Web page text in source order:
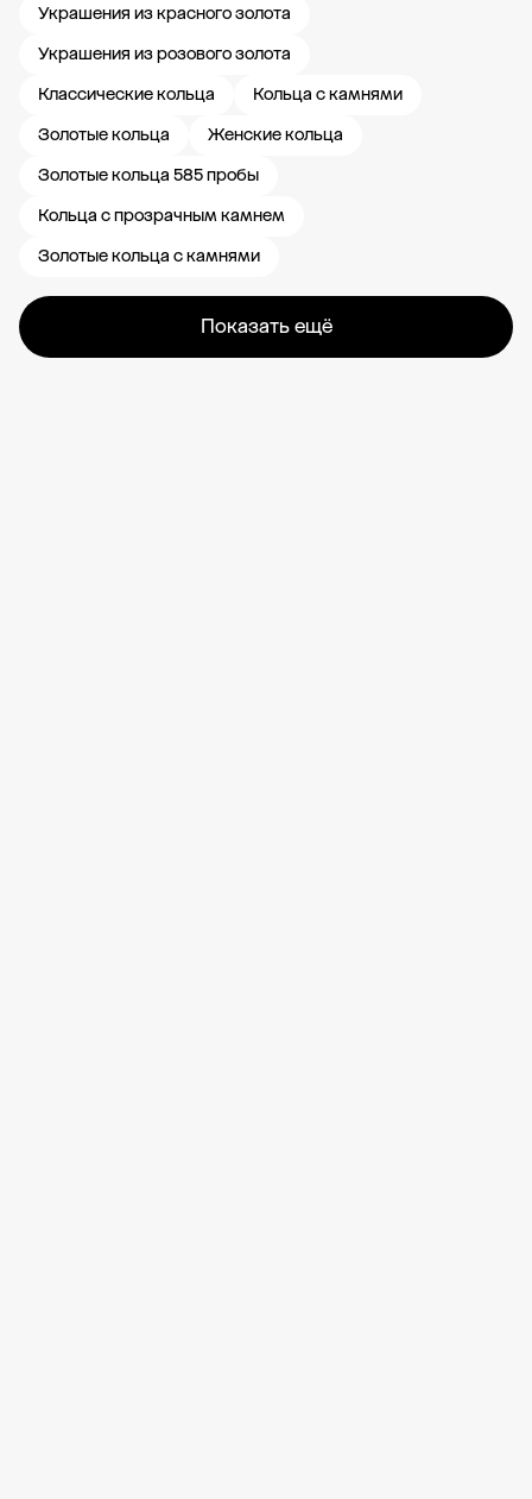
Украшения из красного золота
Украшения из розового золота
Классические кольца
Кольца с камнями
Золотые кольца
Женские кольца
Золотые кольца 585 пробы
Кольца с прозрачным камнем
Золотые кольца с камнями
Показать ещё